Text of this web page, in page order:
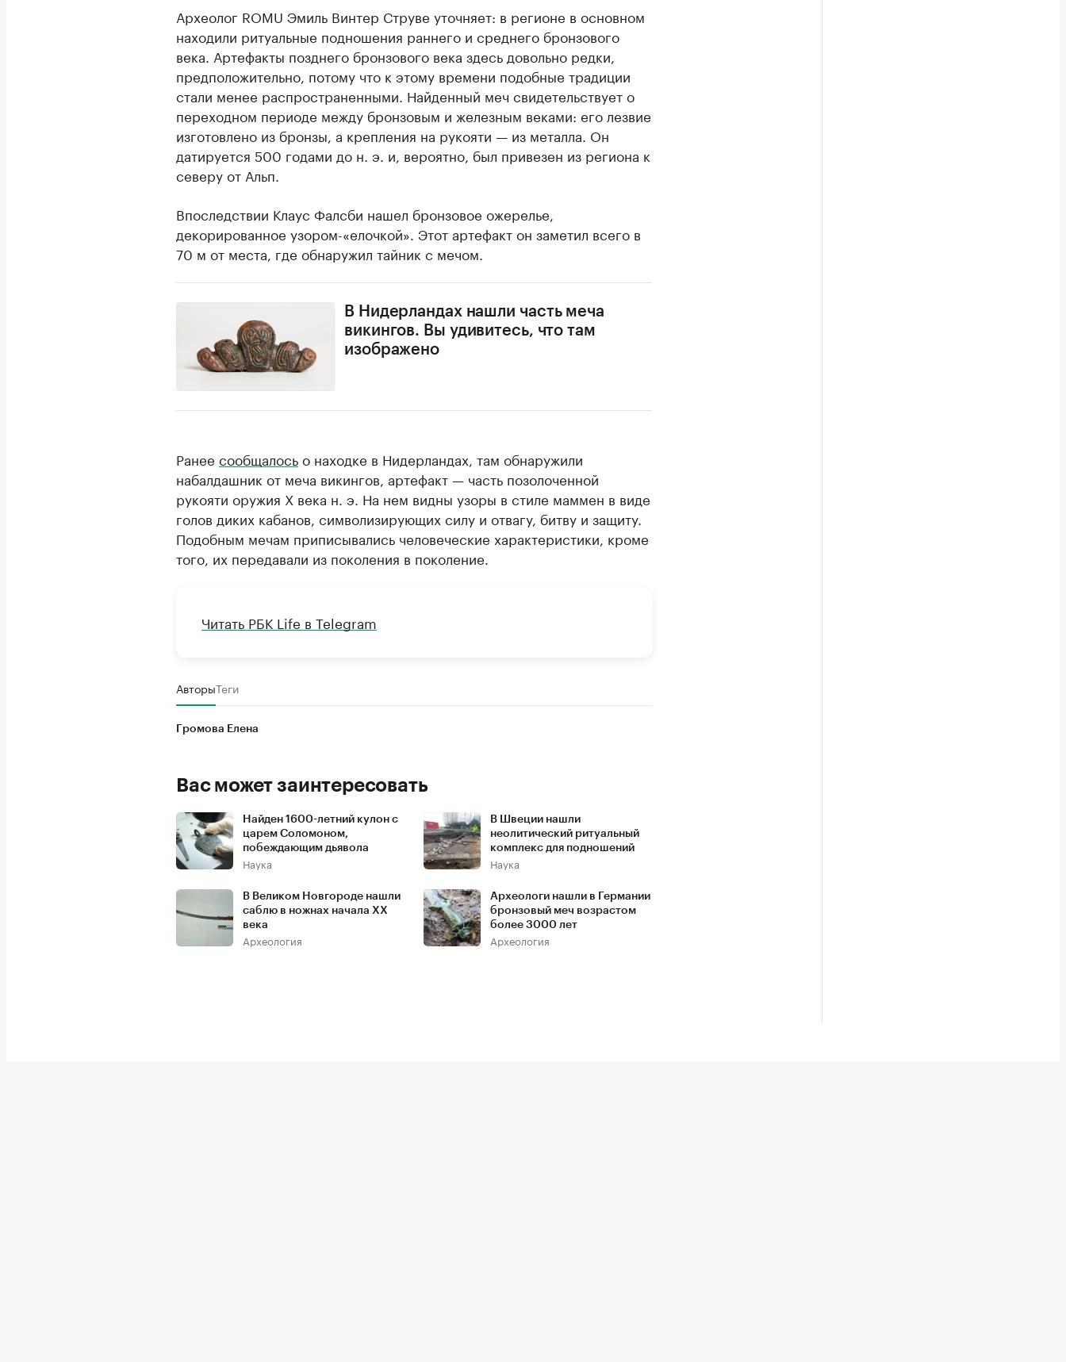
Археолог ROMU Эмиль Винтер Струве уточняет: в регионе в основном
находили ритуальные подношения раннего и среднего бронзового
века. Артефакты позднего бронзового века здесь довольно редки,
предположительно, потому что к этому времени подобные традиции
стали менее распространенными. Найденный меч свидетельствует о
переходном периоде между бронзовым и железным веками: его лезвие
изготовлено из бронзы, а крепления на рукояти — из металла. Он
датируется 500 годами до н. э. и, вероятно, был привезен из региона к
северу от Альп.
Впоследствии Клаус Фалсби нашел бронзовое ожерелье,
декорированное узором-«елочкой». Этот артефакт он заметил всего в
70 м от места, где обнаружил тайник с мечом.
В Нидерландах нашли часть меча
викингов. Вы удивитесь, что там
изображено
Ранее сообщалосьо находке в Нидерландах, там обнаружили
набалдашник от меча викингов, артефакт — часть позолоченной
рукояти оружия X века н. э. На нем видны узоры в стиле маммен в виде
голов диких кабанов, символизирующих силу и отвагу, битву и защиту.
Подобным мечам приписывались человеческие характеристики, кроме
того, их передавали из поколения в поколение.
Читать РБК Life в Telegram
АвторыТеги
Громова Елена
Вас может заинтересовать
Найден 1600-летний кулон с
царем Соломоном,
побеждающим дьявола
Наука
В Швеции нашли
неолитический ритуальный
комплекс для подношений
Наука
В Великом Новгороде нашли
саблю в ножнах начала XX
века
Археология
Археологи нашли в Германии
бронзовый меч возрастом
более 3000 лет
Археология